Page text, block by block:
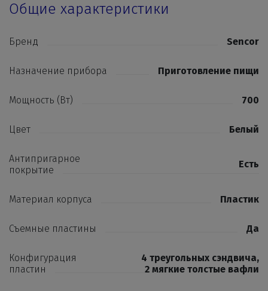
Общие характеристики
Бренд Sencor
Назначение прибора Приготовление пищи
Мощность (Вт) 700
Цвет Белый
Антипригарное
покрытие
Есть
Материал корпуса Пластик
Съемные пластины Да
Конфигурация
пластин
4 треугольных сэндвича,
2 мягкие толстые вафли